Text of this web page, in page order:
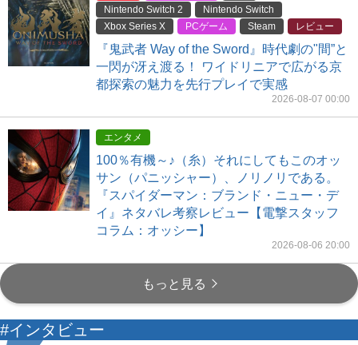
Nintendo Switch 2
Nintendo Switch
Xbox Series X
PCゲーム Steam レビュー
『鬼武者 Way of the Sword』時代劇の"間”と
一閃が冴え渡る！ ワイドリニアで広がる京
都探索の魅力を先行プレイで実感
2026-08-07 00:00
エンタメ
100％有機～♪（糸）それにしてもこのオッ
サン（パニッシャー）、ノリノリである。
『スパイダーマン：ブランド・ニュー・デ
イ』ネタバレ考察レビュー【電撃スタッフ
コラム：オッシー】
2026-08-06 20:00
もっと見る
#インタビュー